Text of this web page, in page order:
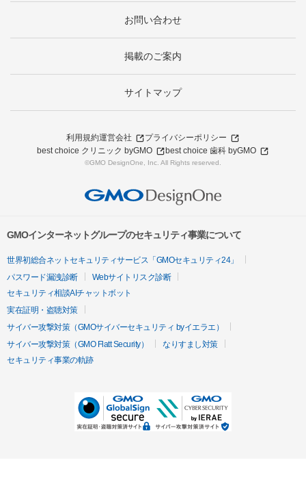
お問い合わせ
掲載のご案内
サイトマップ
利用規約運営会社
プライバシーポリシー
best choice クリニック byGMO
best choice 歯科 byGMO
©GMO DesignOne, Inc. All Rights reserved.
GMOインターネットグループのセキュリティ事業について
世界初総合ネットセキュリティサービス「GMOセキュリティ24」
パスワード漏洩診断
Webサイトリスク診断
セキュリティ相談AIチャットボット
実在証明・盗聴対策
サイバー攻撃対策（GMOサイバーセキュリティ byイエラエ）
サイバー攻撃対策（GMO Flatt Security）
なりすまし対策
セキュリティ事業の軌跡